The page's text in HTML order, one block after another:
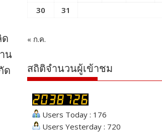
น
ด
30
31
« ก.ค.
สถิติจำนวนผู้เข้าชม
Users Today : 176
Users Yesterday : 720